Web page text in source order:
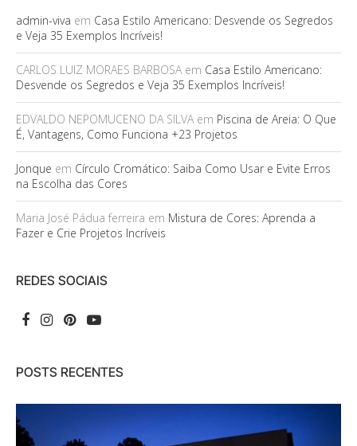
admin-viva em Casa Estilo Americano: Desvende os Segredos
e Veja 35 Exemplos Incríveis!
CARLOS LUIZ MORAES BARBOSA em Casa Estilo Americano:
Desvende os Segredos e Veja 35 Exemplos Incríveis!
EDVALDO NEPOMUCENO DA SILVA em Piscina de Areia: O Que
É, Vantagens, Como Funciona +23 Projetos
Jonque em Círculo Cromático: Saiba Como Usar e Evite Erros
na Escolha das Cores
Maria José Pádua ferreira em Mistura de Cores: Aprenda a
Fazer e Crie Projetos Incríveis
REDES SOCIAIS
POSTS RECENTES